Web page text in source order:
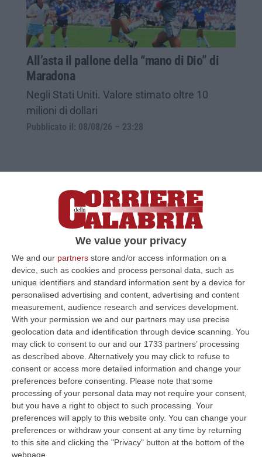
We value your privacy
We and our partners store and/or access information on a
device, such as cookies and process personal data, such as
unique identifiers and standard information sent by a device for
personalised advertising and content, advertising and content
measurement, audience research and services development.
With your permission we and our partners may use precise
geolocation data and identification through device scanning. You
may click to consent to our and our 1733 partners’ processing
as described above. Alternatively you may click to refuse to
consent or access more detailed information and change your
preferences before consenting.
Please note that some
processing of your personal data may not require your consent,
but you have a right to object to such processing. Your
preferences will apply to this website only. You can change your
preferences or withdraw your consent at any time by returning
to this site and clicking the "Privacy" button at the bottom of the
webpage.
All’asta il pallone della “mano di Dio” di
Maradona
Negli Stati Uniti. Valore stimato oltre 10
milioni di dollari
Pubblicato il: 08/08/26 – 23:28
Milano, Vannacci candida il generale
Burgio
Il leader di Fn: con lui tornerà la città della
madonnina e non dei maranza
Pubblicato il: 08/08/26 – 22:19